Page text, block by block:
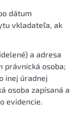
dátum
vkladateľa, ak
a adresa
právnická osoba;
inej úradnej
osoba zapísaná a
evidencie.